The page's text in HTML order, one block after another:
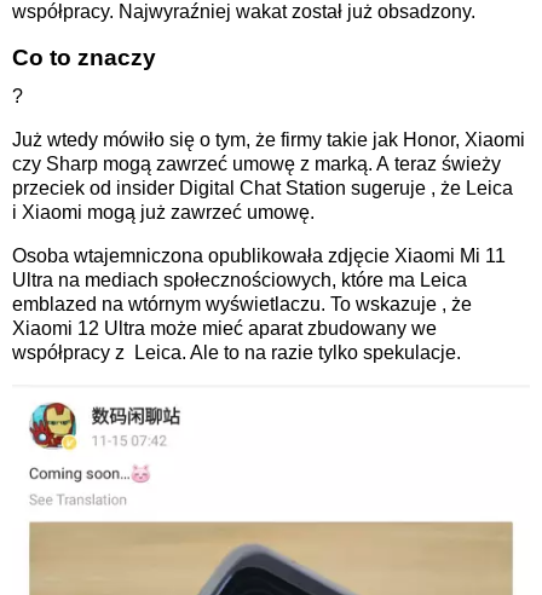
współpracy. Najwyraźniej wakat został już obsadzony.
Co to znaczy
?
Już wtedy mówiło się o tym, że firmy takie jak Honor, Xiaomi
czy Sharp mogą zawrzeć umowę z marką. A teraz świeży
przeciek od insider Digital Chat Station sugeruje , że Leica
i Xiaomi mogą już zawrzeć umowę.
Osoba wtajemniczona opublikowała zdjęcie Xiaomi Mi 11
Ultra na mediach społecznościowych, które ma Leica
emblazed na wtórnym wyświetlaczu. To wskazuje , że
Xiaomi 12 Ultra może mieć aparat zbudowany we
współpracy z
Leica. Ale to na razie tylko spekulacje.